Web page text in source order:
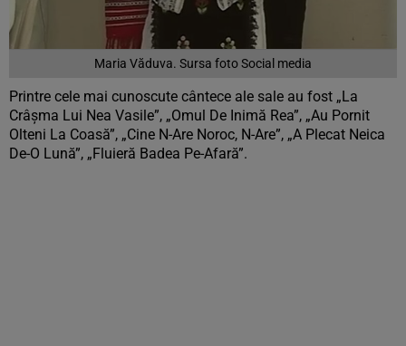
Maria Văduva. Sursa foto Social media
Printre cele mai cunoscute cântece ale sale au fost „La
Crâșma Lui Nea Vasile”, „Omul De Inimă Rea”, „Au Pornit
Olteni La Coasă”, „Cine N-Are Noroc, N-Are”, „A Plecat Neica
De-O Lună”, „Fluieră Badea Pe-Afară”.